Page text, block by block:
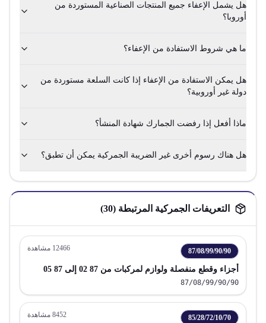
هل يشمل الإعفاء جميع المنتجات الصناعية المستوردة من
أوروبا؟
ما هي شروط الاستفادة من الإعفاء؟
هل يمكن الاستفادة من الإعفاء إذا كانت السلعة مستوردة من
دولة غير أوروبية؟
ماذا أفعل إذا رفضت الجمارك شهادة المنشأ؟
هل هناك رسوم أخرى غير الضريبة الجمركية يمكن أن تطبق؟
التعريفات الجمركية المرتبطة (30
)
87/08/99/90/90
12466 مشاهدة
أجزاء وقطع منفصلة ولوازم لمركبات من 87 02 إلى 87 05
87/08/99/90/90
85/28/72/10/70
8452 مشاهدة